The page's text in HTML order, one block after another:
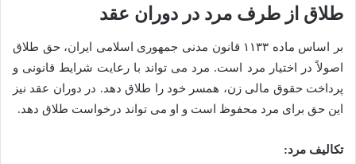
طلاق از طرف مرد در دوران عقد
بر اساس ماده ۱۱۳۳ قانون مدنی جمهوری اسلامی ایران، حق طلاق
اصولاً در اختیار مرد است. مرد می تواند با رعایت شرایط قانونی و
پرداخت حقوق مالی زن، همسر خود را طلاق دهد. در دوران عقد نیز
این حق برای مرد محفوظ است و او می تواند درخواست طلاق دهد.
تکالیف مرد: